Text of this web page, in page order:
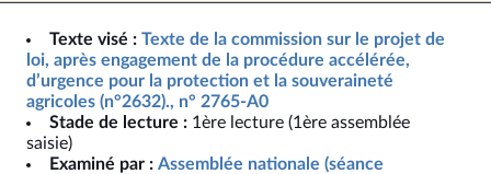
Texte visé : Texte de la commission sur le projet de
loi, après engagement de la procédure accélérée,
d’urgence pour la protection et la souveraineté
agricoles (n°2632)., n° 2765-A0
Stade de lecture : 1ère lecture (1ère assemblée
saisie)
Examiné par : Assemblée nationale (séance